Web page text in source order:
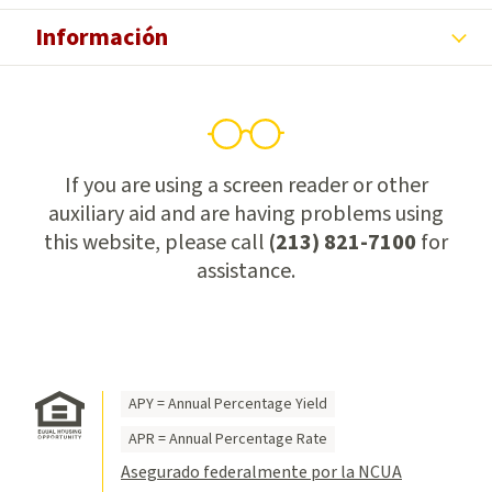
Información
If you are using a screen reader or other
auxiliary aid and are having problems using
this website, please call (213) 821-7100for
assistance.
APY = Annual Percentage Yield
APR = Annual Percentage Rate
Asegurado federalmente por la NCUA